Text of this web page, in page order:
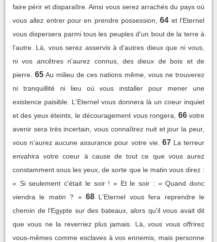
faire périr et disparaître. Ainsi vous serez arrachés du pays où
vous allez entrer pour en prendre possession,
64 et l'Eternel
vous dispersera parmi tous les peuples d'un bout de la terre à
l'autre. Là, vous serez asservis à d'autres dieux que ni vous,
ni vos ancêtres n'aurez connus, des dieux de bois et de
pierre. 65 Au milieu de ces nations même, vous ne trouverez
ni tranquillité ni lieu où vous installer pour mener une
existence paisible. L'Eternel vous donnera là un coeur inquiet
et des yeux éteints, le découragement vous rongera,
66 votre
avenir sera très incertain, vous connaîtrez nuit et jour la peur,
vous n'aurez aucune assurance pour votre vie. 67 La terreur
envahira votre coeur à cause de tout ce que vous aurez
constamment sous les yeux, de sorte que le matin vous direz :
« Si seulement c'était le soir ! » Et le soir : « Quand donc
viendra le matin ? » 68 L'Eternel vous fera reprendre le
chemin de l'Egypte sur des bateaux, alors qu'il vous avait dit
que vous ne la reverriez plus jamais. Là, vous vous offrirez
vous-mêmes comme esclaves à vos ennemis, mais personne